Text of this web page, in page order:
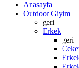
Anasayfa
Outdoor Giyim
geri
Erkek
geri